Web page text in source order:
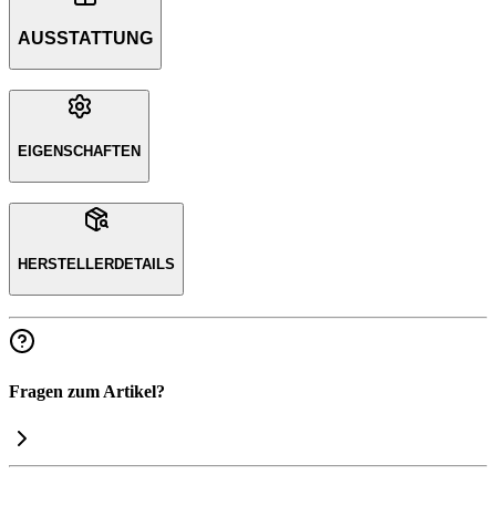
AUSSTATTUNG
EIGENSCHAFTEN
HERSTELLERDETAILS
Fragen zum Artikel?